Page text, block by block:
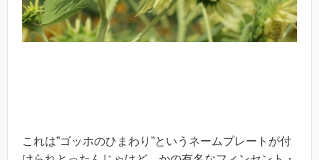
これは”ゴッホのひまわり”というネームプレートが付